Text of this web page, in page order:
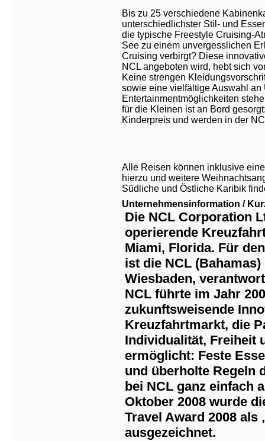
Bis zu 25 verschiedene
unterschiedlichster Stil- und
die typische Freestyle Cruising-
See zu einem unvergesslichen
Cruising verbirgt? Diese
NCL angeboten wird, hebt sich
Keine strengen
sowie eine vielfältige Auswahl an
Entertainmentmöglichkeiten
für die Kleinen ist an Bord
Kinderpreis und werden in der
Alle Reisen können inklusive
hierzu und weitere
Südliche und Östliche Karibik
Unternehmensinformation /
Die NCL Corporation
operierende
Miami, Florida. Für
ist die NCL
Wiesbaden,
NCL führte im Jahr
zukunftsweisende
Kreuzfahrtmarkt, die
Individualität, Freiheit
ermöglicht: Feste
und überholte Regeln
bei NCL ganz einfach
Oktober 2008 wurde
Travel Award 2008 als
ausgezeichnet.